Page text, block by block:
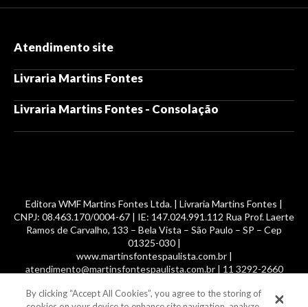
Atendimento site
Livraria Martins Fontes
Livraria Martins Fontes - Consolação
Editora WMF Martins Fontes Ltda. | Livraria Martins Fontes |
CNPJ: 08.463.170/0004-67 | IE: 147.024.991.112 Rua Prof. Laerte
Ramos de Carvalho, 133 – Bela Vista – São Paulo – SP – Cep
01325-030 |
www.martinsfontespaulista.com.br |
atendimento@martinsfontespaulista.com.br | 11 3292-2660
© 2014 -2026, MartinsFontes livros nacionais e importados,
By clicking “Accept All Cookies”, you agree to the storing of